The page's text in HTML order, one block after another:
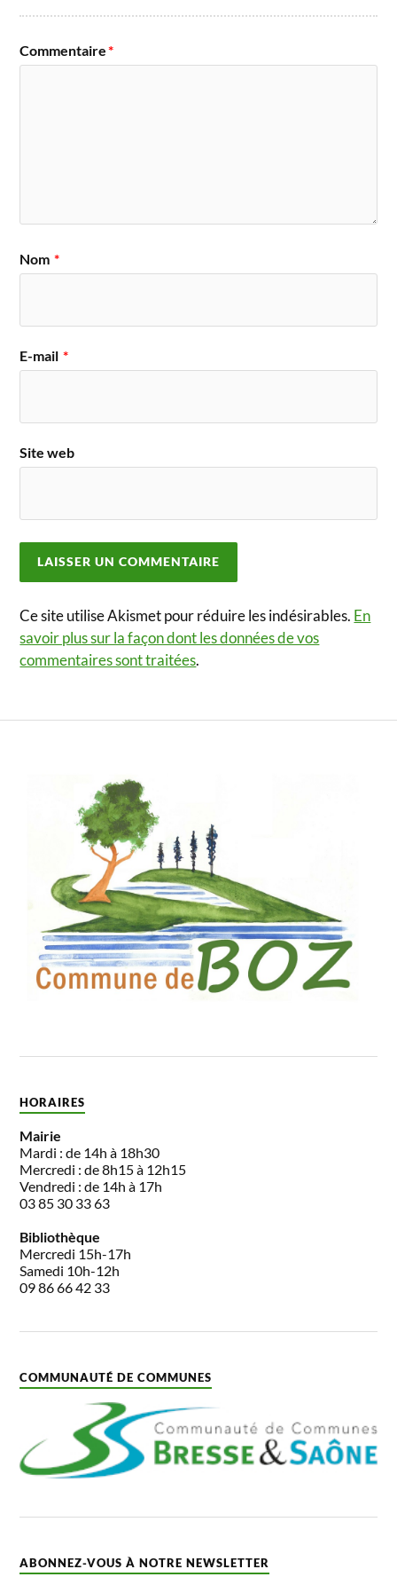
Commentaire*
Nom *
E-mail *
Site web
Ce site utilise Akismet pour réduire les indésirables. En
savoir plus sur la façon dont les données de vos
commentaires sont traitées.
HORAIRES
Mairie
Mardi : de 14h à 18h30
Mercredi : de 8h15 à 12h15
Vendredi : de 14h à 17h
03 85 30 33 63
Bibliothèque
Mercredi 15h-17h
Samedi 10h-12h
09 86 66 42 33
COMMUNAUTÉ DE COMMUNES
ABONNEZ-VOUS À NOTRE NEWSLETTER